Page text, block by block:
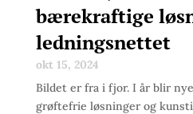
bærekraftige
ledningsnettet
okt 15, 2024
Bildet er fra i fjor. I år blir
grøftefrie løsninger og